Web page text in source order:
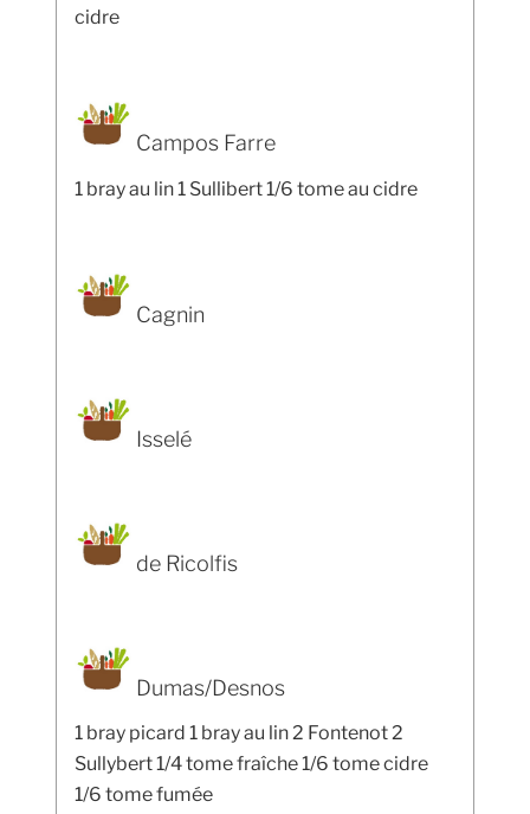
cidre
Campos Farre
1 bray au lin 1 Sullibert 1/6 tome au cidre
Cagnin
Isselé
de Ricolfis
Dumas/Desnos
1 bray picard 1 bray au lin 2 Fontenot 2
Sullybert 1/4 tome fraîche 1/6 tome cidre
1/6 tome fumée